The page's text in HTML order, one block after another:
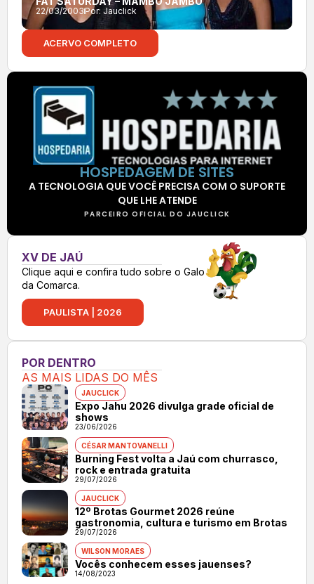
22/03/2003Por: Jauclick
ACERVO COMPLETO
HOSPEDAGEM DE SITES
A TECNOLOGIA QUE VOCÊ PRECISA COM O SUPORTE
QUE LHE ATENDE
PARCEIRO OFICIAL DO JAUCLICK
XV DE JAÚ
Clique aqui e confira tudo sobre o Galo
da Comarca.
PAULISTA | 2026
POR DENTRO
AS MAIS LIDAS DO MÊS
JAUCLICK
Expo Jahu 2026 divulga grade oficial de
shows
23/06/2026
CÉSAR MANTOVANELLI
Burning Fest volta a Jaú com churrasco,
rock e entrada gratuita
29/07/2026
JAUCLICK
12º Brotas Gourmet 2026 reúne
gastronomia, cultura e turismo em Brotas
29/07/2026
WILSON MORAES
Vocês conhecem esses jauenses?
14/08/2023